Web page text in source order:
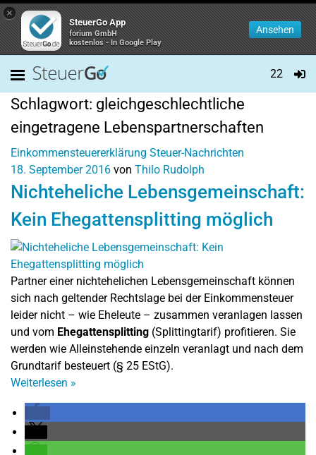
×
SteuerGo App
forium GmbH
kostenlos - In Google Play
Ansehen
22
Schlagwort: gleichgeschlechtliche
eingetragene Lebenspartnerschaften
Einkommensteuererklärung Steuer-Nachrichten
18. September 2016 von Thilo Rudolph
Nichteheliche Lebensgemeinschaft:
Kein Ehegattensplitting möglich
Partner einer nichtehelichen Lebensgemeinschaft können
sich nach geltender Rechtslage bei der Einkommensteuer
leider nicht – wie Eheleute – zusammen veranlagen lassen
und vom Ehegattensplitting (Splittingtarif) profitieren. Sie
werden wie Alleinstehende einzeln veranlagt und nach dem
Grundtarif besteuert (§ 25 EStG).
Weiterlesen »